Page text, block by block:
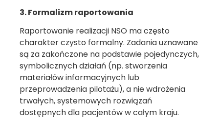
3. Formalizm raportowania
Raportowanie realizacji NSO ma często
charakter czysto formalny. Zadania uznawane
są za zakończone na podstawie pojedynczych,
symbolicznych działań (np. stworzenia
materiałów informacyjnych lub
przeprowadzenia pilotażu), a nie wdrożenia
trwałych, systemowych rozwiązań
dostępnych dla pacjentów w całym kraju.